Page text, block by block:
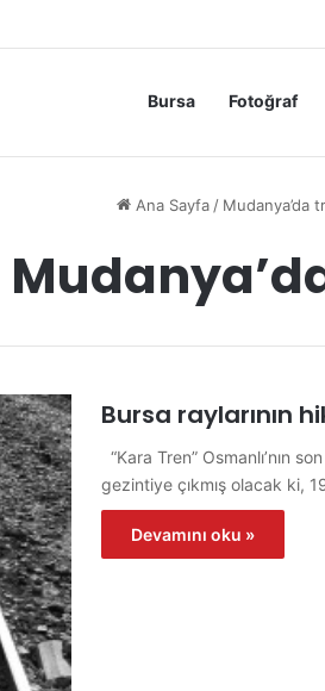
Bursa Fotoğraf
Ana Sayfa / Mudanya’da
Bursa raylarının
“Kara Tren” Osmanlı’nın
gezintiye çıkmış olacak ki,
Devamını oku »